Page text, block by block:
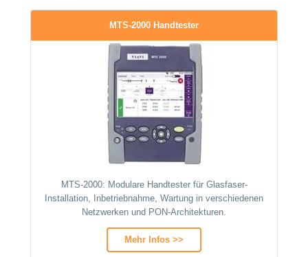
MTS-2000 Handtester
MTS-2000: Modulare Handtester für Glasfaser-
Installation, Inbetriebnahme, Wartung in verschiedenen
Netzwerken und PON-Architekturen.
Mehr Infos >>